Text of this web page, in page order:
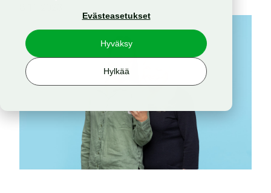
Evästeasetukset
Hyväksy
Hylkää